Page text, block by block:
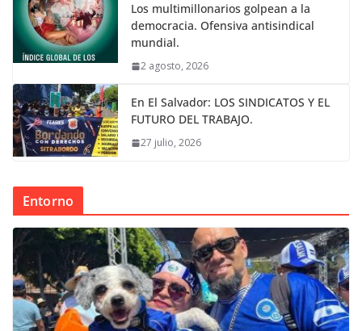
Los multimillonarios golpean a la
democracia. Ofensiva antisindical
mundial.
2 agosto, 2026
En El Salvador: LOS SINDICATOS Y EL
FUTURO DEL TRABAJO.
27 julio, 2026
Entorno